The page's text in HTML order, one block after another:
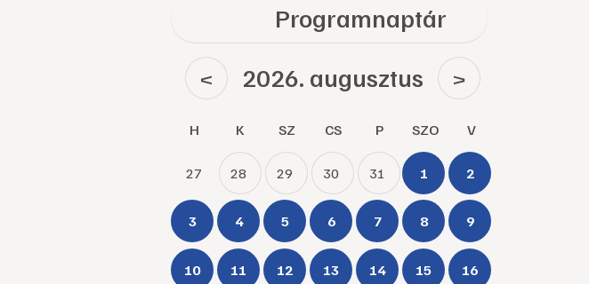
Programnaptár
< 2026. augusztus >
H K SZ CS P SZO V
27 28 29 30 31 1 2
3 4 5 6 7 8 9
10 11 12 13 14 15 16